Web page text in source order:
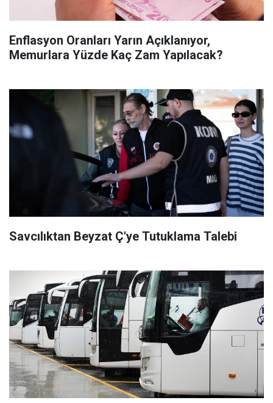
Enflasyon Oranları Yarın Açıklanıyor,
Memurlara Yüzde Kaç Zam Yapılacak?
Savcılıktan Beyzat Ç'ye Tutuklama Talebi